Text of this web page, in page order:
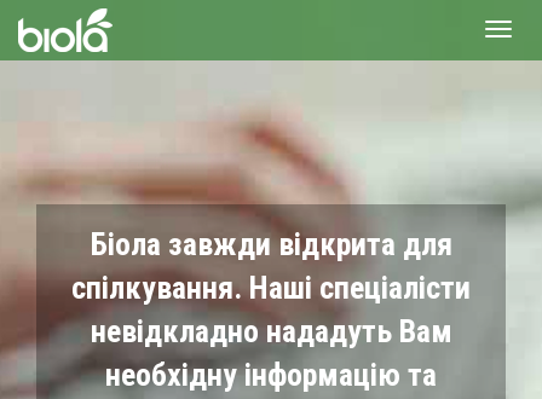
Біола завжди відкрита для
спілкування. Наші спеціалісти
невідкладно нададуть Вам
необхідну інформацію та